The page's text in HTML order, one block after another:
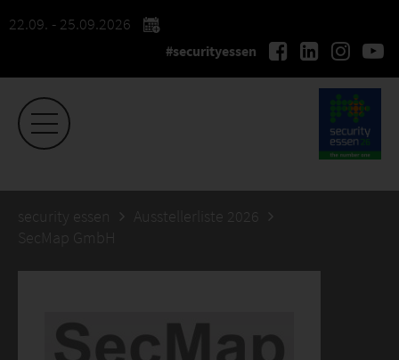
22.09. - 25.09.2026
#securityessen
security essen
Ausstellerliste 2026
SecMap GmbH